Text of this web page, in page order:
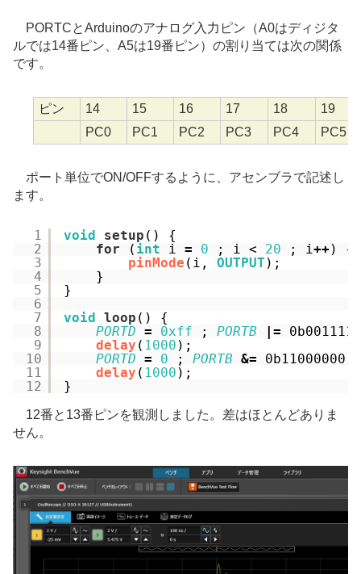
PORTCとArduinoのアナログ入力ピン（A0はディジタ
ルでは14番ピン、A5は19番ピン）の割り当ては次の関係
です。
ピン 14 15 16 17 18
19
PC0
PC1 PC2 PC3 PC4 PC5
ポート単位でON/OFFするように、アセンブラで記述し
ます。
1
2
3
4
5
6
7
8
9
10
11
12
void setup () {
for
( int i = 0 ; i < 20 ; i++) {
pinMode (i, OUTPUT );
}
}
void loop () {
PORTD = 0xff ; PORTB | =
delay ( 1000 );
PORTD = 0 ; PORTB &=
delay ( 1000 );
}
12番と13番ピンを観測しました。差はほとんどありま
せん。